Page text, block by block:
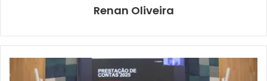
Renan Oliveira